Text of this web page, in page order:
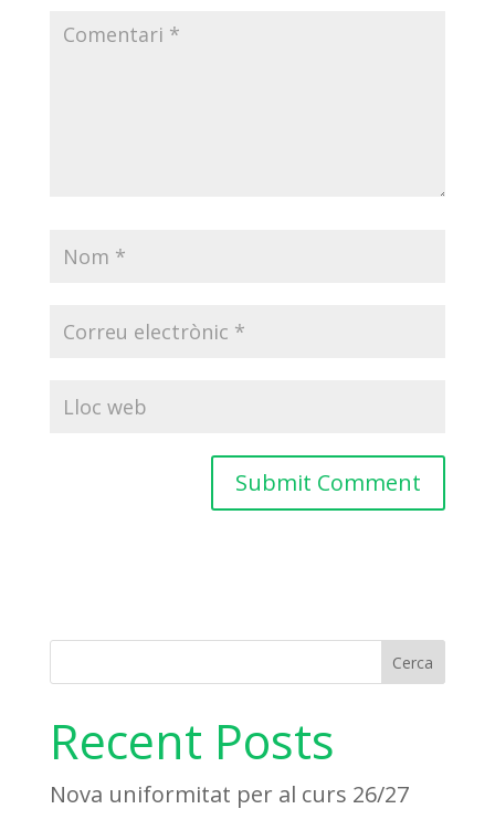
Cerca
Recent Posts
Nova uniformitat per al curs 26/27